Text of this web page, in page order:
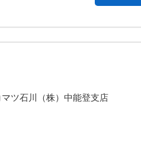
ツ石川（株）中能登支店